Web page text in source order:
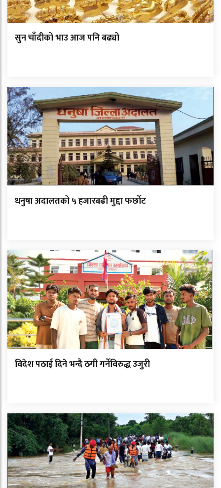
सुन चाँदीको भाउ आज पनि बढ्यो
धनुषा अदालतको ५ हजारबढी मुद्दा फर्छोट
विदेश पठाई दिने भन्दै ठगी गर्नेविरुद्ध उजुरी